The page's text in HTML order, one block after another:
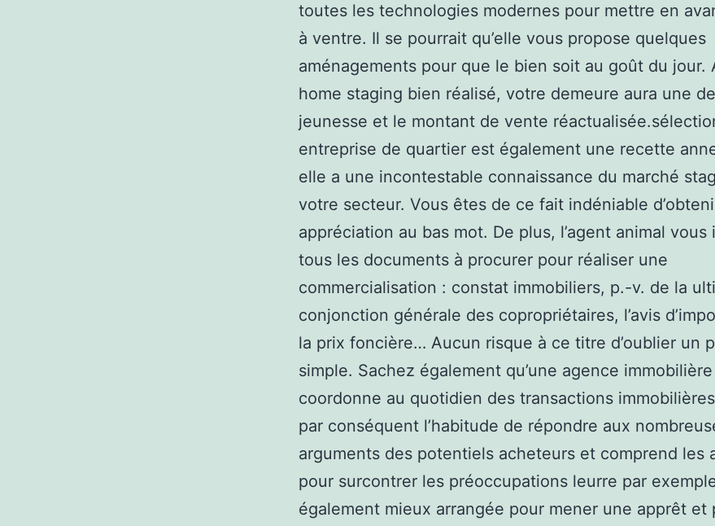
toutes les technologies modernes pour mettre en
à ventre. Il se pourrait qu’elle vous propose quelques
aménagements pour que le bien soit au goût du jour.
home staging bien réalisé, votre demeure aura une
jeunesse et le montant de vente
entreprise de quartier est également une recette
elle a une incontestable connaissance du marché
votre secteur. Vous êtes de ce fait indéniable
appréciation au bas mot. De plus, l’agent animal vous
tous les documents à procurer pour réaliser une
commercialisation : constat immobiliers, p.-v. de la
conjonction générale des copropriétaires, l’avis
la prix foncière… Aucun risque à ce titre d’oublier un
simple. Sachez également qu’une agence immobilière
coordonne au quotidien des transactions
par conséquent l’habitude de répondre aux
arguments des potentiels acheteurs et comprend les
pour surcontrer les préoccupations leurre par
également mieux arrangée pour mener une apprêt et